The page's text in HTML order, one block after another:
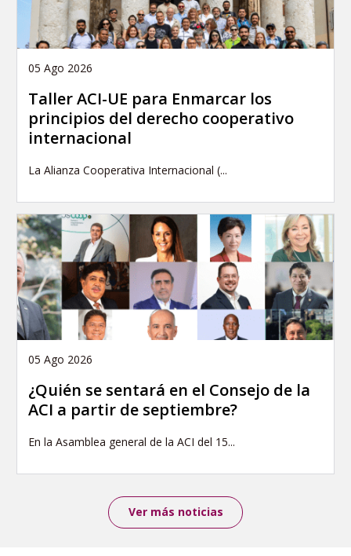
05 Ago 2026
Taller ACI-UE para Enmarcar los
principios del derecho cooperativo
internacional
La Alianza Cooperativa Internacional (...
05 Ago 2026
¿Quién se sentará en el Consejo de la
ACI a partir de septiembre?
En la Asamblea general de la ACI del 15...
Ver más noticias